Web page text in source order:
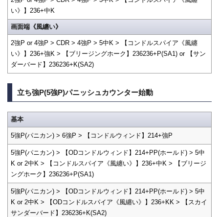
い》】236+中K
画面端《風纏い》
2強P or 4強P > CDR > 4強P > 5中K > 【コンドルスパイア《風纏
い》】236+強K > 【ブリージングホーク】236236+P(SA1) or 【サン
ダーバード】236236+K(SA2)
立ち強P(5強P)パニッシュカウンター始動
基本
5強P(パニカン) > 6強P > 【コンドルウィンド】214+強P
5強P(パニカン) > 【ODコンドルウィンド】214+PP(ホールド) > 5中
K or 2中K > 【コンドルスパイア《風纏い》】236+中K > 【ブリージ
ングホーク】236236+P(SA1)
5強P(パニカン) > 【ODコンドルウィンド】214+PP(ホールド) > 5中
K or 2中K > 【ODコンドルスパイア《風纏い》】236+KK > 【スカイ
サンダーバード】236236+K(SA2)